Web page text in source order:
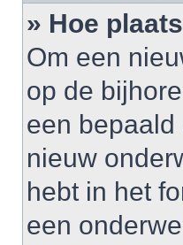
» Hoe
Om een
op de
een
nieuw
hebt in het
een